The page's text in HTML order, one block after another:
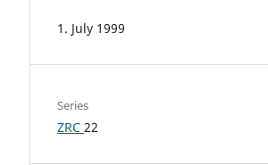
1. July 1999
Series
ZRC 22